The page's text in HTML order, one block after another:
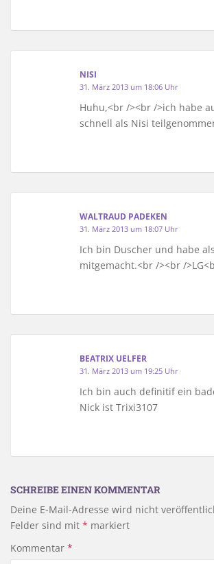
NISI
31. März 2013 um 18:06 Uhr
Huhu,<br /><br />ich habe
schnell als Nisi
WALTRAUD PADEKEN
31. März 2013 um 18:07 Uhr
Ich bin Duscher und habe
mitgemacht.<br /><br /
BEATRIX UELFER
31. März 2013 um 19:25 Uhr
Ich bin auch definitif ein
Nick ist Trixi3107
SCHREIBE EINEN KOMMENTAR
Deine E-Mail-Adresse wird nicht
Felder sind mit * markiert
Kommentar *